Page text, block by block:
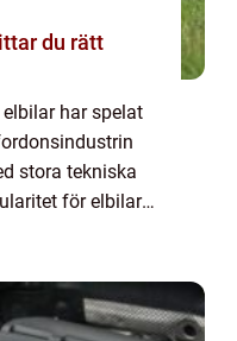
du rätt
har spelat
stora tekniska
för elbilar